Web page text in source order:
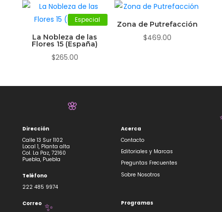
Especial
La Nobleza de las
Flores 15 (España)
$265.00
Zona de Putrefacción
$469.00
Dirección
Calle 13 Sur 1102
Local 1, Planta alta
Col. La Paz, 72160
Puebla, Puebla
Teléfono
222 485 9974
Correo
Acerca
Contacto
Editoriales y Marcas
Preguntas Frecuentes
Sobre Nosotros
Programas